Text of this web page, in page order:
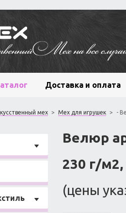
Доставка и оплата
мех > Мех для игрушек > -
Велюр
230 г/
(цены